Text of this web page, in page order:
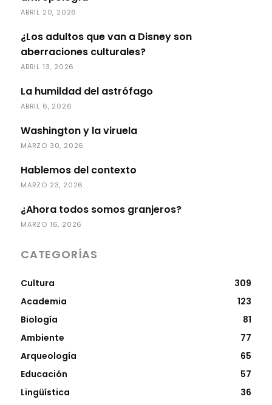
ABRIL 20, 2026
¿Los adultos que van a Disney son
aberraciones culturales?
ABRIL 13, 2026
La humildad del astrófago
ABRIL 6, 2026
Washington y la viruela
MARZO 30, 2026
Hablemos del contexto
MARZO 23, 2026
¿Ahora todos somos granjeros?
MARZO 16, 2026
CATEGORÍAS
Cultura
309
Academia
123
Biología
81
Ambiente
77
Arqueología
65
Educación
57
Lingüística
36